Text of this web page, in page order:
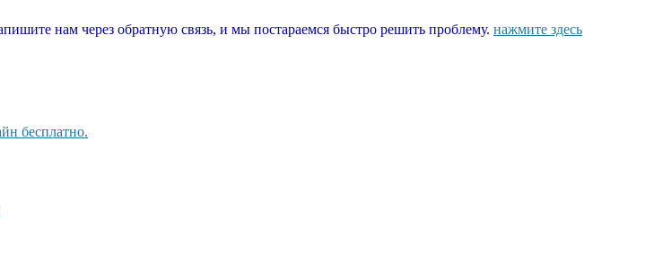
нам через обратную связь, и мы постараемся быстро решить проблему. нажмите здесь
бесплатно.